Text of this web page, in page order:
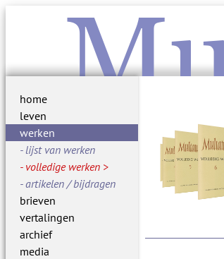
home
leven
werken
lijst van werken
volledige werken
artikelen / bijdragen
brieven
vertalingen
archief
media